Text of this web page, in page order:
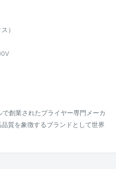
）
創業されたプライヤー専門メーカ
質を象徴するブランドとして世界